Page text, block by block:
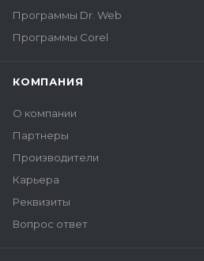
Программы Dr. Web
Программы Corel
КОМПАНИЯ
О компании
Партнеры
Производители
Карьера
Реквизиты
Вопрос ответ